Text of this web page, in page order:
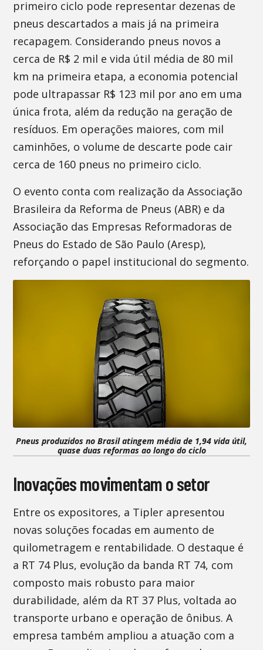
primeiro ciclo pode representar dezenas de
pneus descartados a mais já na primeira
recapagem. Considerando pneus novos a
cerca de R$ 2 mil e vida útil média de 80 mil
km na primeira etapa, a economia potencial
pode ultrapassar R$ 123 mil por ano em uma
única frota, além da redução na geração de
resíduos. Em operações maiores, com mil
caminhões, o volume de descarte pode cair
cerca de 160 pneus no primeiro ciclo.
O evento conta com realização da Associação
Brasileira da Reforma de Pneus (ABR) e da
Associação das Empresas Reformadoras de
Pneus do Estado de São Paulo (Aresp),
reforçando o papel institucional do segmento.
Pneus produzidos no Brasil atingem média de 1,94 vida útil,
quase duas reformas ao longo do ciclo
Inovações movimentam o setor
Entre os expositores, a Tipler apresentou
novas soluções focadas em aumento de
quilometragem e rentabilidade. O destaque é
a RT 74 Plus, evolução da banda RT 74, com
composto mais robusto para maior
durabilidade, além da RT 37 Plus, voltada ao
transporte urbano e operação de ônibus. A
empresa também ampliou a atuação com a